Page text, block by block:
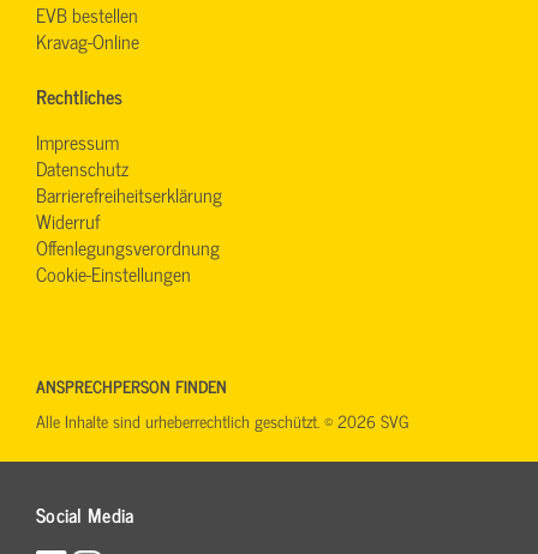
EVB bestellen
Kravag-Online
Rechtliches
Impressum
Datenschutz
Barrierefreiheitserklärung
Widerruf
Offenlegungsverordnung
Cookie-Einstellungen
Social Media
ANSPRECHPERSON FINDEN
Alle Inhalte sind urheberrechtlich geschützt. © 2026 SVG